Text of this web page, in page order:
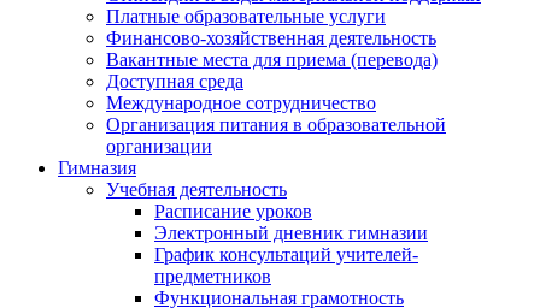
Платные образовательные услуги
Финансово-хозяйственная деятельность
Вакантные места для приема (перевода)
Доступная среда
Международное сотрудничество
Организация питания в образовательной
организации
Гимназия
Учебная деятельность
Расписание уроков
Электронный дневник гимназии
График консультаций учителей-
предметников
Функциональная грамотность